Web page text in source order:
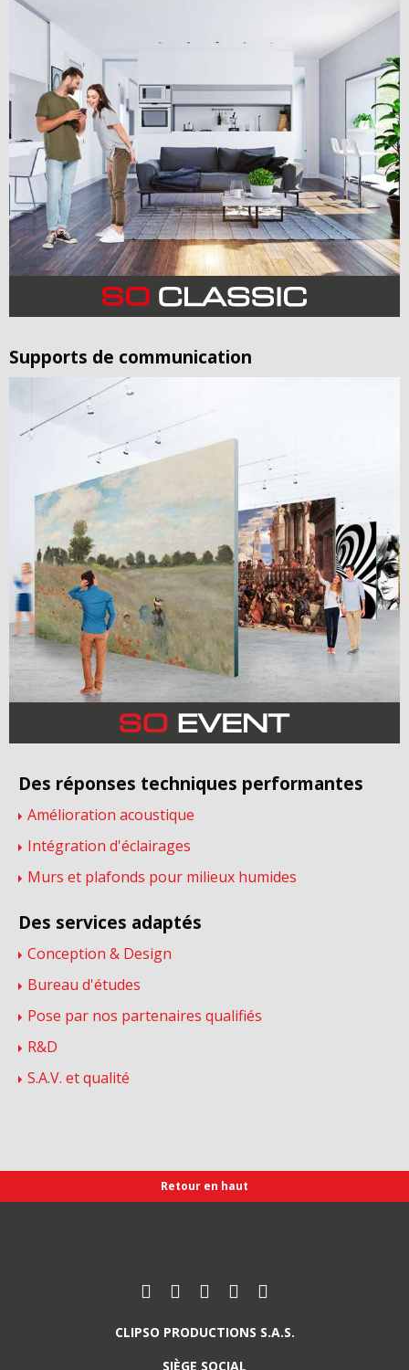
Supports de communication
Des réponses techniques performantes
Amélioration acoustique
Intégration d'éclairages
Murs et plafonds pour milieux humides
Des services adaptés
Conception & Design
Bureau d'études
Pose par nos partenaires qualifiés
R&D
S.A.V. et qualité
Retour en haut
Retrouvez nous sur :
CLIPSO PRODUCTIONS S.A.S.
SIÈGE SOCIAL